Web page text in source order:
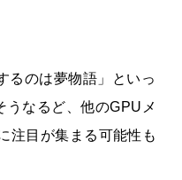
るのは夢物語」といっ
うなるど、他のGPUメ
注目が集まる可能性も